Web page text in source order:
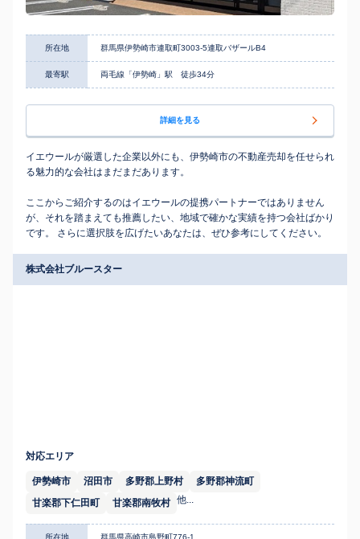
所在地 群馬県伊勢崎市連取町3003-5連取バザールB4
最寄駅 両毛線「伊勢崎」駅 徒歩34分
詳細を見る
イエウールが厳選した企業以外にも、伊勢崎市の不動産売却を任せられ
る魅力的な会社はまだまだあります。
ここからご紹介するのはイエウールの提携パートナーではありません
が、それを踏まえても推薦したい、地域で確かな実績を持つ会社ばかり
です。 さらに選択肢を広げたいあなたは、ぜひ参考にしてください。
株式会社ブルースター
対応エリア
伊勢崎市 沼田市 多野郡上野村
多野郡神流町
甘楽郡下仁田町
甘楽郡南牧村 他...
所在地 群馬県高崎市島野町776-1